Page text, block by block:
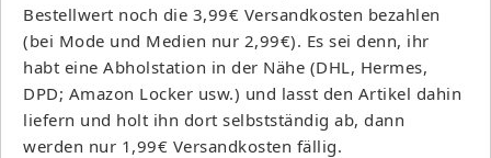
Bestellwert noch die 3,99€ Versandkosten bezahlen
(bei Mode und Medien nur 2,99€). Es sei denn, ihr
habt eine Abholstation in der Nähe (DHL, Hermes,
DPD; Amazon Locker usw.) und lasst den Artikel dahin
liefern und holt ihn dort selbstständig ab, dann
werden nur 1,99€ Versandkosten fällig.